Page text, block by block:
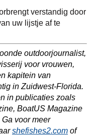
verstandig door
uw lijstje af te
outdoorjournalist,
voor vrouwen,
kapitein van
in Zuidwest-Florida.
in publicaties zoals
BoatUS Magazine
voor meer
shefishes2.com of